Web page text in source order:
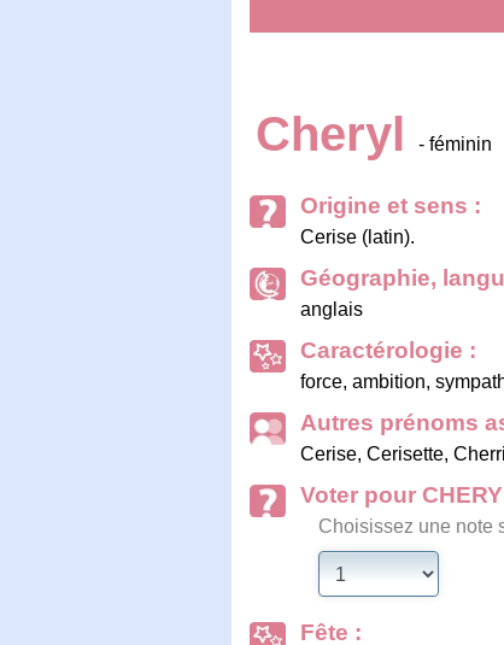
Cheryl - féminin
Origine et sens :
Cerise (latin).
Géographie,
anglais
Caractérologie :
force, ambition,
Autres prénoms
Cerise, Cerisette,
Voter pour
Choisissez une note
Fête :